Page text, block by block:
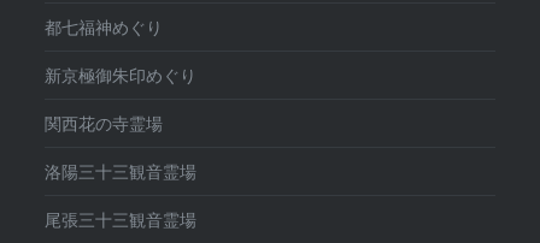
都七福神めぐり
新京極御朱印めぐり
関西花の寺霊場
洛陽三十三観音霊場
尾張三十三観音霊場